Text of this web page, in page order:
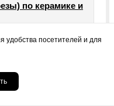
по керамике и
удобства посетителей и для